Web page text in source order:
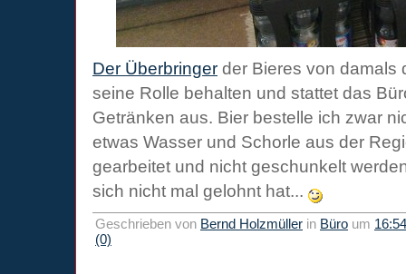
Der Überbringer der Bieres von damals
seine Rolle behalten und stattet das
Getränken aus. Bier bestelle ich zwar
etwas Wasser und Schorle aus der
gearbeitet und nicht geschunkelt
sich nicht mal gelohnt hat...
Geschrieben von Bernd Holzmüller in Büro um 16:54
(0)